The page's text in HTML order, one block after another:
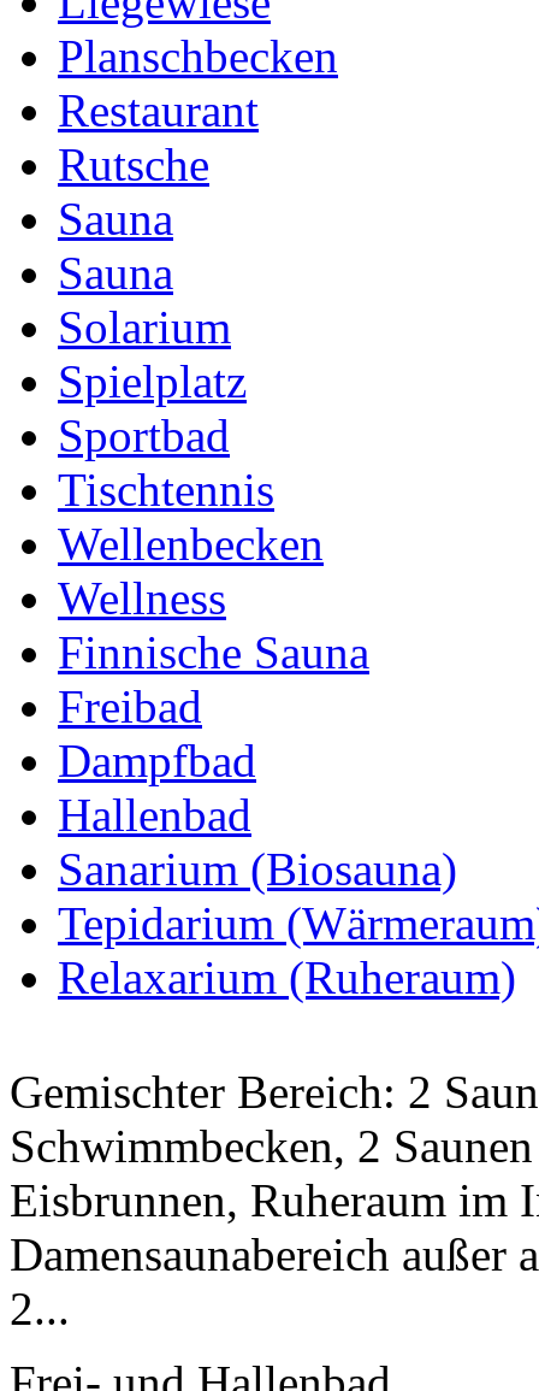
Planschbecken
Restaurant
Rutsche
Sauna
Sauna
Solarium
Spielplatz
Sportbad
Tischtennis
Wellenbecken
Wellness
Finnische Sauna
Freibad
Dampfbad
Hallenbad
Sanarium (Biosauna)
Tepidarium
Relaxarium (Ruheraum)
Gemischter Bereich: 2
Schwimmbecken, 2
Eisbrunnen, Ruheraum im
Damensaunabereich außer
2...